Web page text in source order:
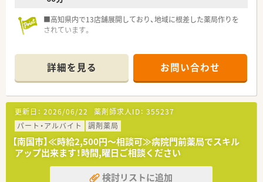
■高知県内で13店舗展開しており、地域に根差した薬局作りを
されています。
詳細を見る お問い合わせ
更新日： 2026/06/22 薬剤師求人ID： 355237
パート・アルバイト
調剤薬局
【南国市】≪時給2,500円～相談可≫病院門前薬局でスキル
アップ出来ます！時間,曜日ご相談ください
検討リストに追加